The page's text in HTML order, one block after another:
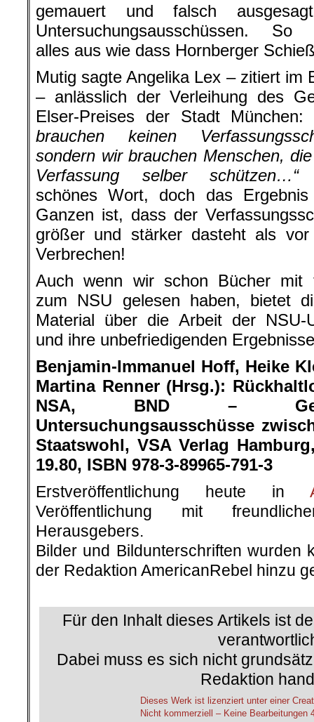
gemauert und falsch
Untersuchungsausschüssen. So
alles aus wie dass Hornberger
Mutig sagte Angelika Lex – zitiert im
– anlässlich der Verleihung des
Elser-Preises der Stadt München:
brauchen keinen
sondern wir brauchen Menschen,
Verfassung selber schützen…“
schönes Wort, doch das
Ganzen ist, dass der
größer und stärker dasteht als vor
Verbrechen!
Auch wenn wir schon Bücher mit
zum NSU gelesen haben, bietet
Material über die Arbeit der NSU-
und ihre unbefriedigenden
Benjamin-Immanuel Hoff, Heike
Martina Renner (Hrsg.):
NSA, BND –
Untersuchungsausschüsse
Staatswohl, VSA Verlag
19.80, ISBN 978-3-89965-791-3
Erstveröffentlichung heute in
Veröffentlichung mit
Herausgebers.
Bilder und Bildunterschriften wurden
der Redaktion AmericanRebel hinzu
Für den Inhalt dieses Artikels ist
Dabei muss es sich nicht
Redaktion
Dieses Werk ist lizenziert unter einer
Nicht kommerziell – Keine Bearbeitungen